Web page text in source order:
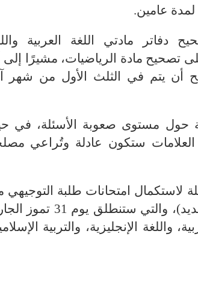
دفاتر مادتي اللغة العربية
تصحيح مادة الرياضيات، مشيرًا إلى
أن يتم في الثلث الأول من شهر
حول مستوى صعوبة الأسئلة، في
العلامات ستكون عادلة وتُراعي
لاستكمال امتحانات طلبة التوجيهي
مواليد 2008 (نظام التوجيهي الجديد)، والتي ستنطلق
واللغة الإنجليزية، والتربية